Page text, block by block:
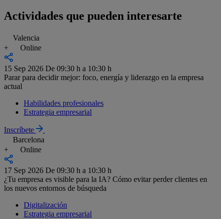
Actividades que pueden interesarte
Valencia
+
Online
15 Sep 2026 De 09:30 h a 10:30 h
Parar para decidir mejor: foco, energía y liderazgo en la empresa
actual
Habilidades profesionales
Estrategia empresarial
Inscríbete
Barcelona
+
Online
17 Sep 2026 De 09:30 h a 10:30 h
¿Tu empresa es visible para la IA? Cómo evitar perder clientes en
los nuevos entornos de búsqueda
Digitalización
Estrategia empresarial